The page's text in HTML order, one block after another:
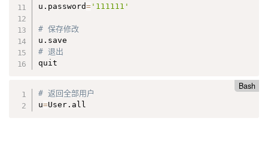
u.password= '111111'
# 保存修改
# 退出
quit
Bash
# 返回全部用户
u=User.all